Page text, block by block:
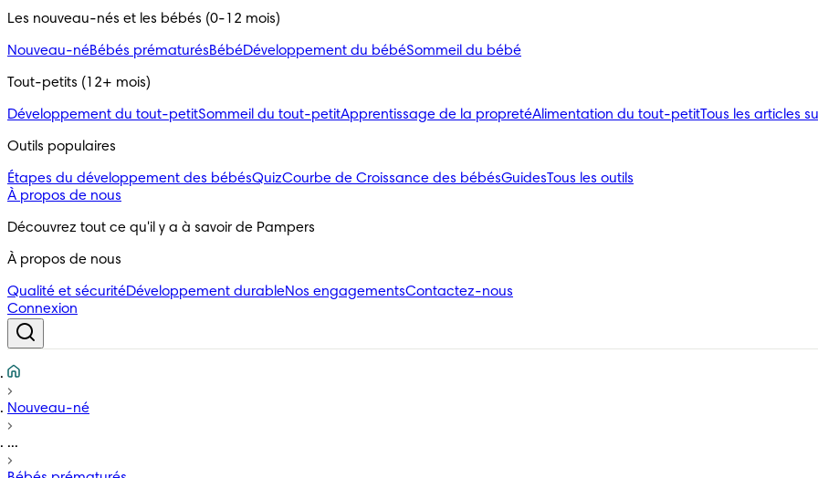
Les nouveau-nés et les bébés (0-12 mois)
Nouveau-néBébés prématurésBébéDéveloppement du bébéSommeil du bébé
Tout-petits (12+ mois)
Développement du tout-petitSommeil du tout-petitApprentissage de la propretéAlimentation du tout-petitTous les articles
Outils populaires
Étapes du développement des bébésQuizCourbe de Croissance des bébésGuidesTous les outils
À propos de nous
Découvrez tout ce qu'il y a à savoir de Pampers
À propos de nous
Qualité et sécuritéDéveloppement durableNos engagementsContactez-nous
Connexion
Nouveau-né
...